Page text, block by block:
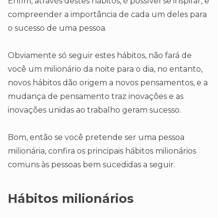
compreender a importância de cada um deles para
o sucesso de uma pessoa.
Obviamente só seguir estes hábitos, não fará de
você um milionário da noite para o dia, no entanto,
novos hábitos dão origem a novos pensamentos, e a
mudança de pensamento traz inovações e as
inovações unidas ao trabalho geram sucesso.
Bom, então se você pretende ser uma pessoa
milionária, confira os principais hábitos milionários
comuns às pessoas bem sucedidas a seguir.
Hábitos milionários